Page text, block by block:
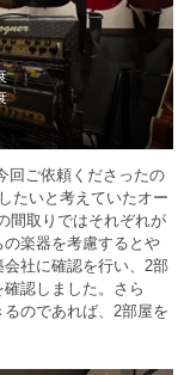
回ご依頼くださったの
たいと考えていたオー
間取りではそれぞれが
楽器を考慮するとや
社に確認を行い、2部
認しました。さら
のであれば、2部屋を